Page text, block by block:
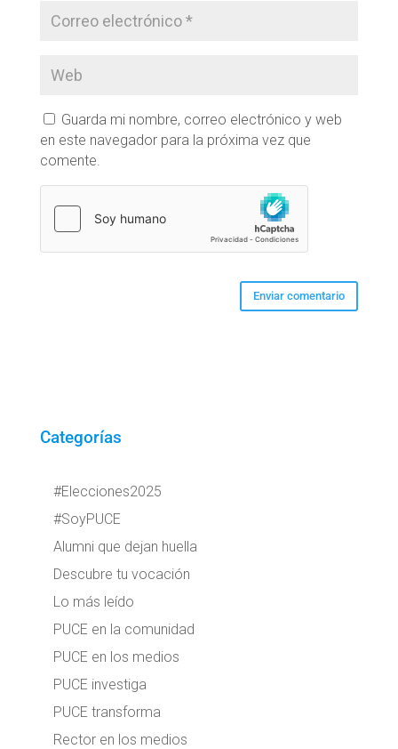
Guarda mi nombre, correo electrónico y web
en este navegador para la próxima vez que
comente.
Categorías
#Elecciones2025
#SoyPUCE
Alumni que dejan huella
Descubre tu vocación
Lo más leído
PUCE en la comunidad
PUCE en los medios
PUCE investiga
PUCE transforma
Rector en los medios